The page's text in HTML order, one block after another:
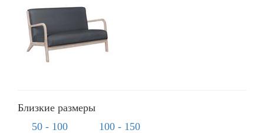
Близкие размеры
50 - 100
100 - 150